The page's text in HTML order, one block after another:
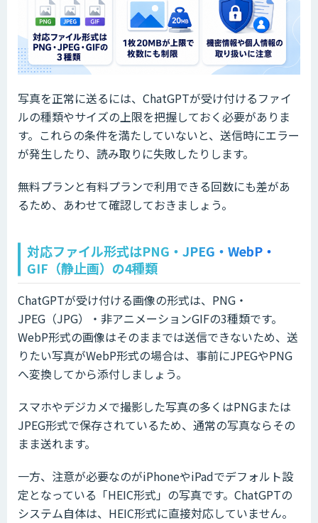
写真を正常に送るには、ChatGPTが受け付けるファイ
ルの種類やサイズの上限を把握しておく必要がありま
す。これらの条件を満たしていないと、送信時にエラー
が発生したり、読み取りに失敗したりします。
無料プランと有料プランで利用できる回数にも差があ
るため、あわせて確認しておきましょう。
対応ファイル形式はPNG・JPEG・WebP・
GIF（静止画）の4種類
ChatGPTが受け付ける画像の形式は、PNG・
JPEG（JPG）・非アニメーションGIFの3種類です。
WebP形式の画像はそのままでは送信できないため、送
りたい写真がWebP形式の場合は、事前にJPEGやPNG
へ変換してから添付しましょう。
スマホやデジカメで撮影した写真の多くはPNGまたは
JPEG形式で保存されているため、通常の写真ならその
まま送れます。
一方、注意が必要なのがiPhoneやiPadでデフォルト設
定となっている「HEIC形式」の写真です。ChatGPTの
システム自体は、HEIC形式に直接対応していません。